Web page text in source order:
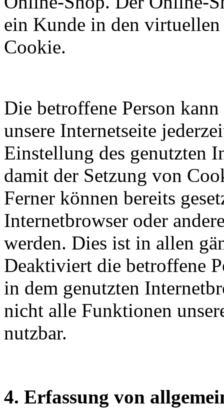
ein Kunde in den
Cookie.
Die betroffene Person
unsere Internetseite
Einstellung des genutzten
damit der Setzung von
Ferner können bereits
Internetbrowser oder
werden. Dies ist in allen
Deaktiviert die betroffene
in dem genutzten
nicht alle Funktionen
nutzbar.
4. Erfassung von